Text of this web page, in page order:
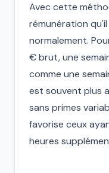
Avec cette
rémunération
normalement.
€ brut, une
comme une
est souvent plus
sans primes
favorise ceux
heures